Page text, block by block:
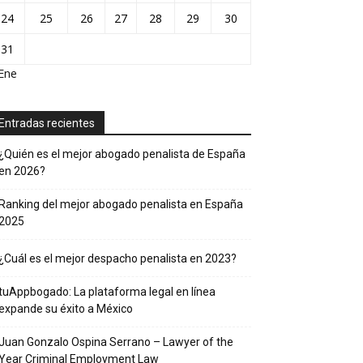
24 25 26 27 28 29
30
31
recientes
es el mejor abogado penalista de España
2026?
del mejor abogado penalista en España
es el mejor despacho penalista en 2023?
La plataforma legal en línea
su éxito a México
Gonzalo Ospina Serrano – Lawyer of the
Criminal Employment Law